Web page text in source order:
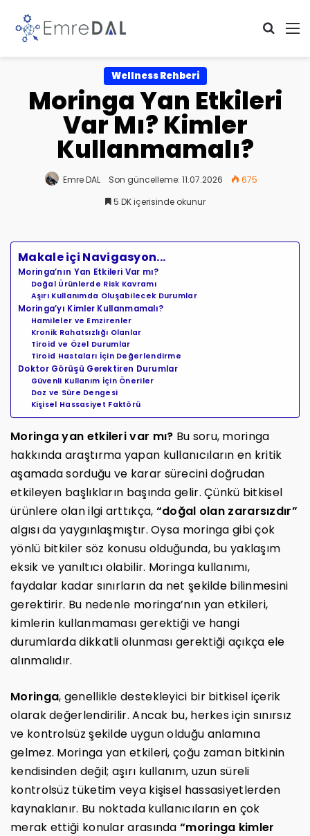
Wellness Rehberi
Moringa Yan Etkileri
Var Mı? Kimler
Kullanmamalı?
Emre DAL Son güncelleme: 11.07.2026
675
5 DK içerisinde okunur
Makale içi Navigasyon...
Moringa’nın Yan Etkileri Var mı?
Doğal Ürünlerde Risk Kavramı
Aşırı Kullanımda Oluşabilecek Durumlar
Moringa’yı Kimler Kullanmamalı?
Hamileler ve Emzirenler
Kronik Rahatsızlığı Olanlar
Tiroid ve Özel Durumlar
Tiroid Hastaları İçin Değerlendirme
Doktor Görüşü Gerektiren Durumlar
Güvenli Kullanım İçin Öneriler
Doz ve Süre Dengesi
Kişisel Hassasiyet Faktörü
Moringa yan etkileri var mı? Bu soru, moringa
hakkında araştırma yapan kullanıcıların en kritik
aşamada sorduğu ve karar sürecini doğrudan
etkileyen başlıkların başında gelir. Çünkü bitkisel
ürünlere olan ilgi arttıkça, “doğal olan zararsızdır”
algısı da yaygınlaşmıştır. Oysa moringa gibi çok
yönlü bitkiler söz konusu olduğunda, bu yaklaşım
eksik ve yanıltıcı olabilir. Moringa kullanımı,
faydalar kadar sınırların da net şekilde bilinmesini
gerektirir. Bu nedenle moringa’nın yan etkileri,
kimlerin kullanmaması gerektiği ve hangi
durumlarda dikkatli olunması gerektiği açıkça ele
alınmalıdır.
Moringa, genellikle destekleyici bir bitkisel içerik
olarak değerlendirilir. Ancak bu, herkes için sınırsız
ve kontrolsüz şekilde uygun olduğu anlamına
gelmez. Moringa yan etkileri, çoğu zaman bitkinin
kendisinden değil; aşırı kullanım, uzun süreli
kontrolsüz tüketim veya kişisel hassasiyetlerden
kaynaklanır. Bu noktada kullanıcıların en çok
merak ettiği konular arasında “moringa kimler